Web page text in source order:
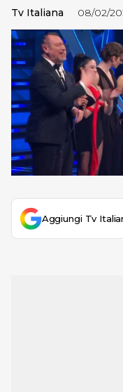
Tv Italiana 08/02/
Aggiungi Tv